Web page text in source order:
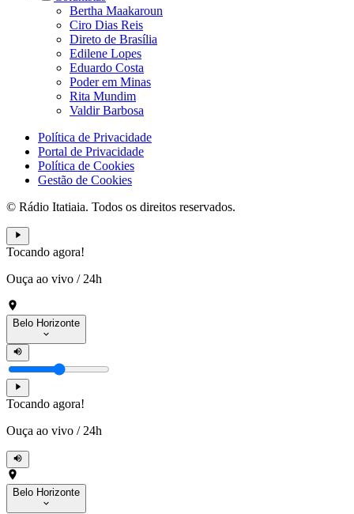
Bertha Maakaroun
Ciro Dias Reis
Direto de Brasília
Edilene Lopes
Eduardo Costa
Poder em Minas
Rita Mundim
Valdir Barbosa
Política de Privacidade
Portal de Privacidade
Política de Cookies
Gestão de Cookies
© Rádio Itatiaia. Todos os direitos reservados.
Tocando agora!
Ouça ao vivo / 24h
Belo Horizonte
Tocando agora!
Ouça ao vivo / 24h
Belo Horizonte